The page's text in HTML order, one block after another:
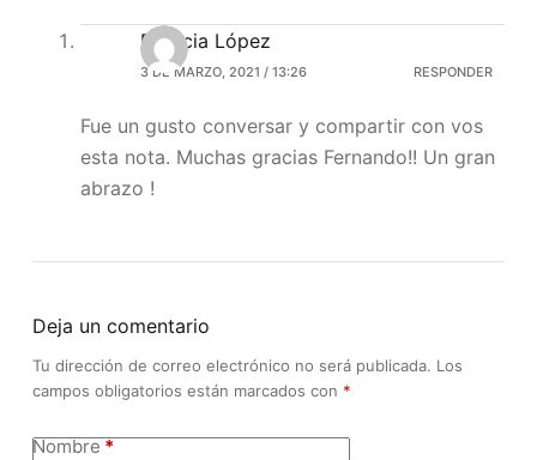
Patricia López
3 DE MARZO, 2021 / 13:26 RESPONDER
Fue un gusto conversar y compartir con vos
esta nota. Muchas gracias Fernando!! Un gran
abrazo !
Deja un comentario
Tu dirección de correo electrónico no será publicada. Los
campos obligatorios están marcados con *
Nombre *